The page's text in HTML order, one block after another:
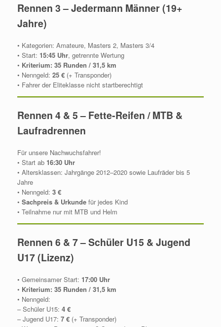
Rennen 3 – Jedermann Männer (19+
Jahre)
• Kategorien: Amateure, Masters 2, Masters 3/4
• Start: 15:45 Uhr, getrennte Wertung
• Kriterium: 35 Runden / 31,5 km
• Nenngeld: 25 € (+ Transponder)
• Fahrer der Eliteklasse nicht startberechtigt
Rennen 4 & 5 – Fette‑Reifen / MTB &
Laufradrennen
Für unsere Nachwuchsfahrer!
• Start ab 16:30 Uhr
• Altersklassen: Jahrgänge 2012–2020 sowie Laufräder bis 5
Jahre
• Nenngeld: 3 €
• Sachpreis & Urkunde für jedes Kind
• Teilnahme nur mit MTB und Helm
Rennen 6 & 7 – Schüler U15 & Jugend
U17 (Lizenz)
• Gemeinsamer Start: 17:00 Uhr
• Kriterium: 35 Runden / 31,5 km
• Nenngeld:
– Schüler U15: 4 €
– Jugend U17: 7 € (+ Transponder)